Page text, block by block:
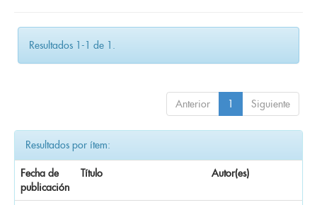
Resultados 1-1 de 1.
Anterior 1 Siguiente
Resultados por ítem:
Fecha de
publicación
Título Autor(es)